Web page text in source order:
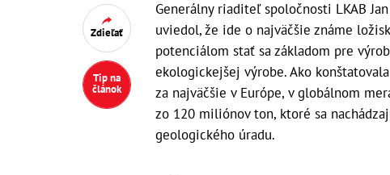
Zdieľať
Tip na
článok
Generálny riaditeľ spoločnosti LKAB
uviedol, že ide o najväčšie známe
potenciálom stať sa základom pre
ekologickejšej výrobe. Ako
za najväčšie v Európe, v globálnom
zo 120 miliónov ton, ktoré sa
geologického úradu.